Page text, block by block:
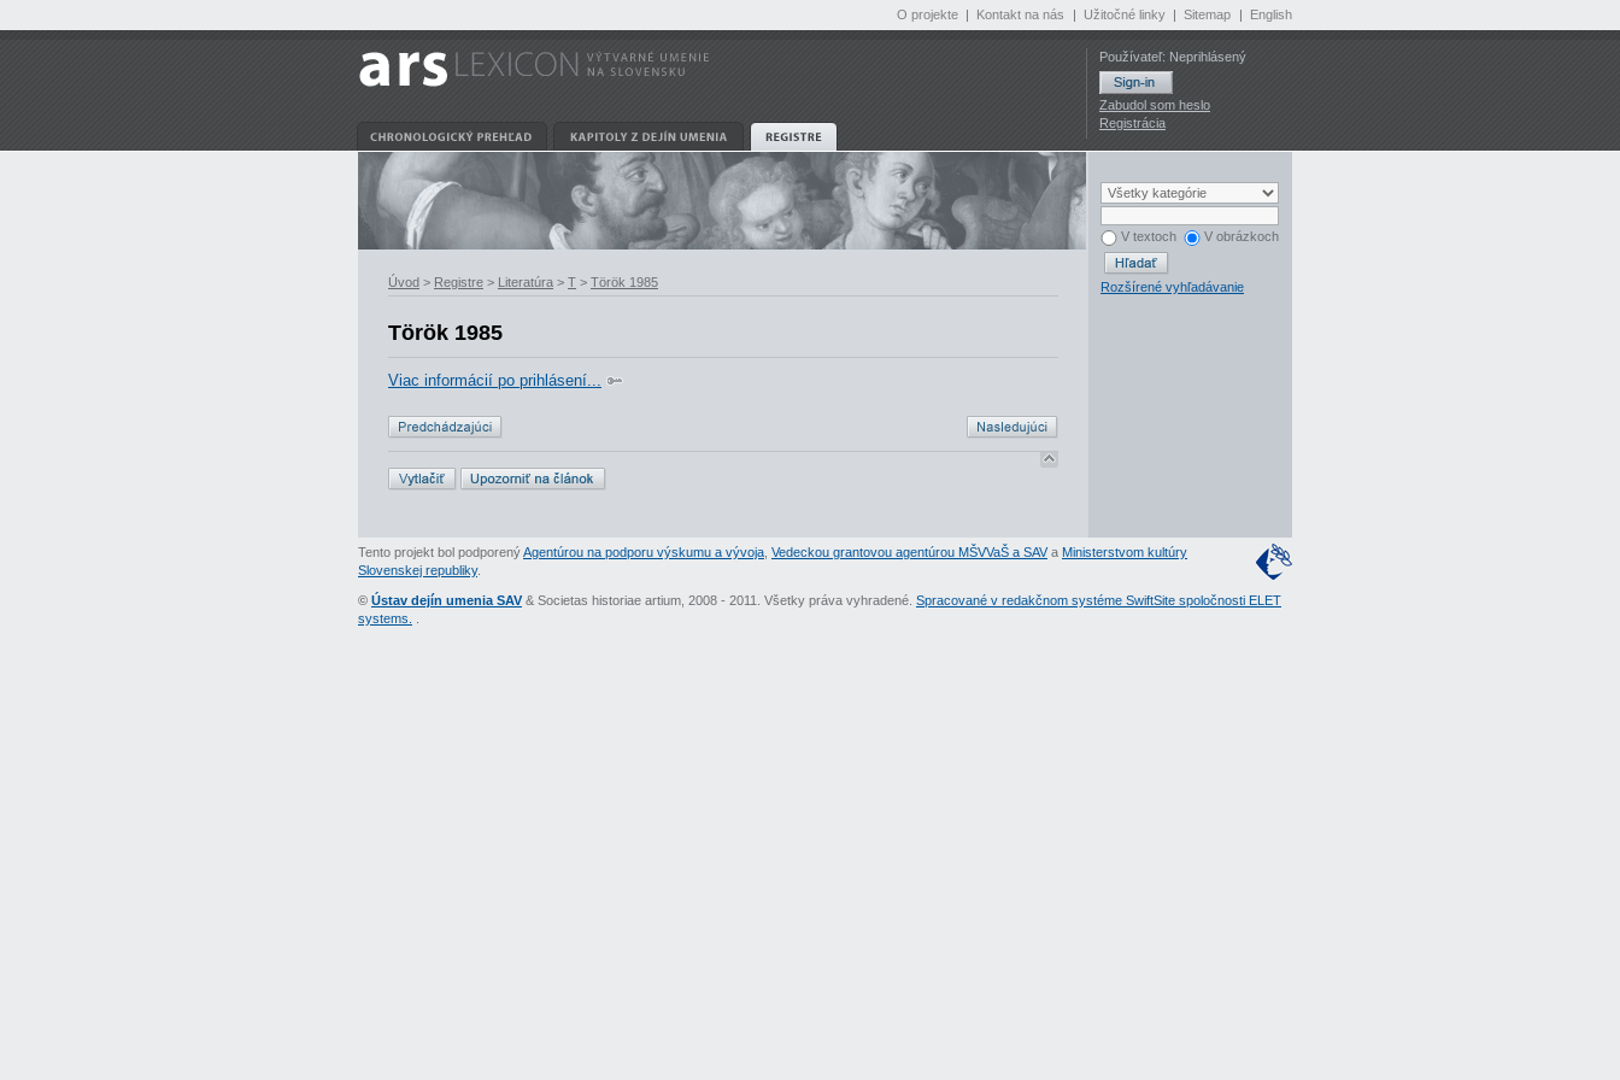
O projekte | Kontakt na nás | Užitočné linky | Sitemap | English
Používateľ: Neprihlásený
Zabudol som heslo
Registrácia
Úvod > Registre > Literatúra > T > Török 1985
Török 1985
Viac informácií po prihlásení...
V textoch V obrázkoch
Rozšírené vyhľadávanie
Tento projekt bol podporenýAgentúrou na podporu výskumu a vývoja Vedeckou grantovou agentúrou MŠVVaŠ a SAVa Ministerstvom kultúry
Slovenskej republiky.
© Ústav dejín umenia SAV & Societas historiae artium, 2008 - 2011. Všetky práva vyhradené. Spracované v redakčnom systéme SwiftSite spoločnosti ELET
systems.